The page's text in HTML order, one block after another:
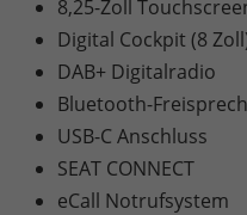
8,25-Zoll
Digital Cockpit (8
DAB+ Digitalradio
Bluetooth-
USB-C Anschluss
SEAT CONNECT
eCall Notrufsystem